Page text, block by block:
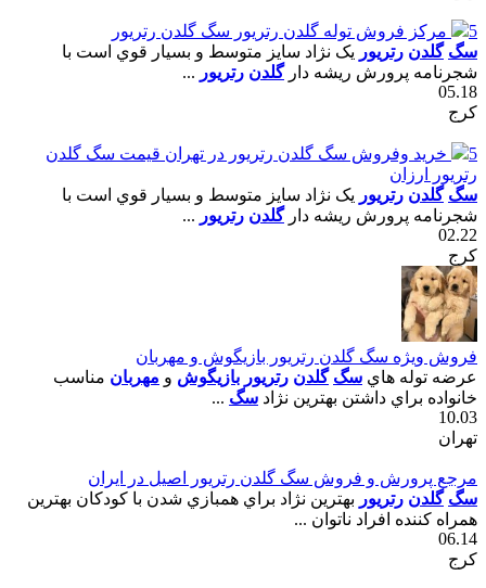
5
مرکز فروش توله گلدن رتريور سگ گلدن رتريور
سگ گلدن رتريور يک نژاد سايز متوسط و بسيار قوي است با
شجرنامه پرورش ريشه دارگلدن رتريور ...
05.18
کرج
5
خريد وفروش سگ گلدن رتريور در تهران قيمت سگ گلدن
رتريور ارزان
سگ گلدن رتريور يک نژاد سايز متوسط و بسيار قوي است با
شجرنامه پرورش ريشه دارگلدن رتريور ...
02.22
کرج
فروش ويژه سگ گلدن رتريور بازيگوش و مهربان
عرضه توله هاي سگ گلدن رتريور بازيگوش و مهربان مناسب
خانواده براي داشتن بهترين نژاد سگ ...
10.03
تهران
مرجع پرورش و فروش سگ گلدن رتريور اصيل در ايران
سگ گلدن رتريور بهترين نژاد براي همبازي شدن با کودکان بهترين
همراه کننده افراد ناتوان ...
06.14
کرج